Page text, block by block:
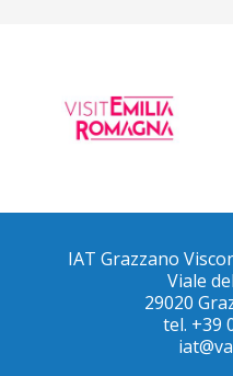
IAT Grazzano
Viale
29020
tel. +39